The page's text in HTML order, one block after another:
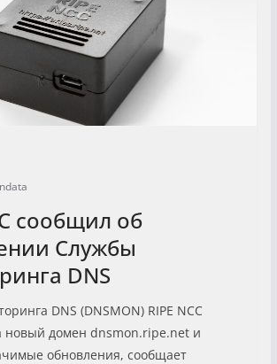
сообщил об
Службы
DNS
DNS (DNSMON) RIPE NCC
новый домен dnsmon.ripe.net и
обновления, сообщает